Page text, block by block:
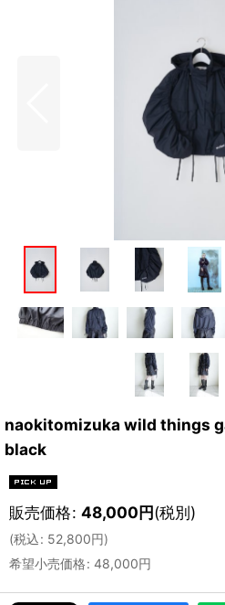
naokitomizuka wild things
black
販売価格: 48,000円(税別)
(税込: 52,800円)
希望小売価格: 48,000円